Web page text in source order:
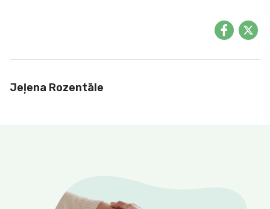
Jeļena Rozentāle